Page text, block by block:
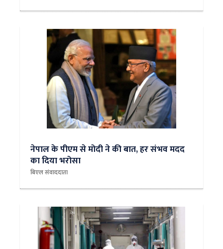
नेपाल के पीएम से मोदी ने की बात, हर संभव मदद
का दिया भरोसा
बिएल संवाददाता